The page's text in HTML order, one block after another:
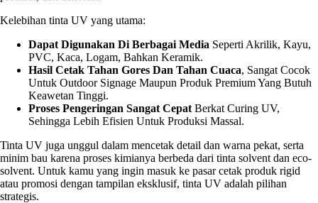
Kelebihan tinta UV yang utama:
Dapat Digunakan Di Berbagai Media Seperti Akrilik, Kayu,
PVC, Kaca, Logam, Bahkan Keramik.
Hasil Cetak Tahan Gores Dan Tahan Cuaca, Sangat Cocok
Untuk Outdoor Signage Maupun Produk Premium Yang Butuh
Keawetan Tinggi.
Proses Pengeringan Sangat Cepat Berkat Curing UV,
Sehingga Lebih Efisien Untuk Produksi Massal.
Tinta UV juga unggul dalam mencetak detail dan warna pekat, serta
minim bau karena proses kimianya berbeda dari tinta solvent dan eco-
solvent. Untuk kamu yang ingin masuk ke pasar cetak produk rigid
atau promosi dengan tampilan eksklusif, tinta UV adalah pilihan
strategis.